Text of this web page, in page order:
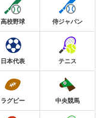
高校野球 侍ジャパン
日本代表 テニス
ラグビー 中央競馬